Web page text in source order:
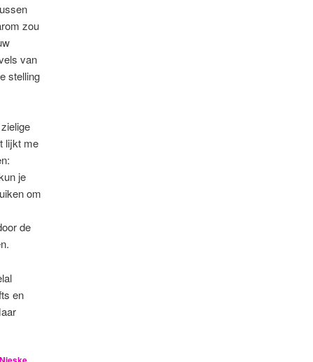
zou
van
stelling
lijkt me
je
om
de
en